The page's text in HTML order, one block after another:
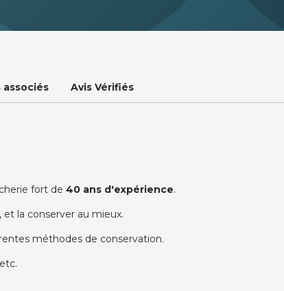
Avis Vérifiés
fort de40 ans d'expérience.
la conserver au mieux.
méthodes de conservation.